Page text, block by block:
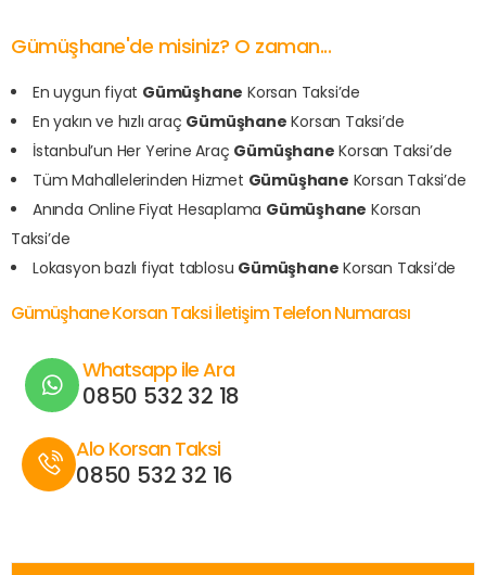
Gümüşhane'de misiniz? O zaman...
En uygun fiyat Gümüşhane Korsan Taksi’de
En yakın ve hızlı araç Gümüşhane Korsan Taksi’de
İstanbul’un Her Yerine Araç Gümüşhane Korsan Taksi’de
Tüm Mahallelerinden Hizmet Gümüşhane Korsan Taksi’de
Anında Online Fiyat Hesaplama Gümüşhane Korsan
Taksi’de
Lokasyon bazlı fiyat tablosu Gümüşhane Korsan Taksi’de
Gümüşhane Korsan Taksi İletişim Telefon Numarası
Whatsapp ile Ara
0850 532 32 18
Alo Korsan Taksi
0850 532 32 16